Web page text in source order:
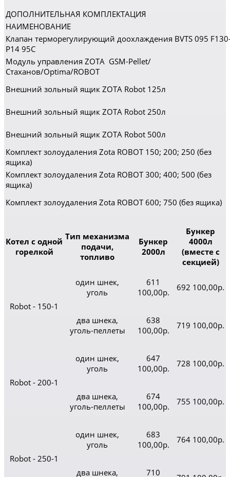
ДОПОЛНИТЕЛЬНАЯ КОМПЛЕКТАЦИЯ
НАИМЕНОВАНИЕ
Клапан терморегулирующий доохлаждения BVTS 095
P14 95C
Модуль управления ZOTA GSM-Pellet/
Стаханов/Optima/ROBOT
Внешний зольный ящик ZOTA Robot 125л
Внешний зольный ящик ZOTA Robot 250л
Внешний зольный ящик ZOTA Robot 500л
Комплект золоудаления Zota ROBOT 150; 200; 250 (без
ящика)
Комплект золоудаления Zota ROBOT 300; 400; 500 (без
ящика)
Комплект золоудаления Zota ROBOT 600; 750 (без ящика)
Котел с одной
горелкой
Тип механизма
подачи,
топливо
Бункер
2000л
Бункер
4000л
(вместе с
секцией)
Robot - 150-1
один шнек,
уголь
611
100,00р.
692 100,00р.
два шнека,
уголь-пеллеты
638
100,00р.
719 100,00р.
Robot - 200-1
один шнек,
уголь
647
100,00р.
728 100,00р.
два шнека,
уголь-пеллеты
674
100,00р.
755 100,00р.
Robot - 250-1
один шнек,
уголь
683
100,00р.
764 100,00р.
два шнека, 710